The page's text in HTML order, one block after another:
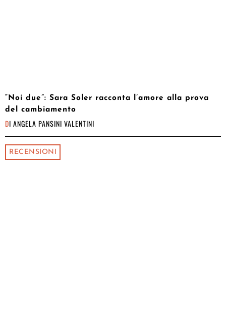
“Noi due”: Sara Soler racconta l’amore alla prova
del cambiamento
DI ANGELA PANSINI VALENTINI
RECENSIONI